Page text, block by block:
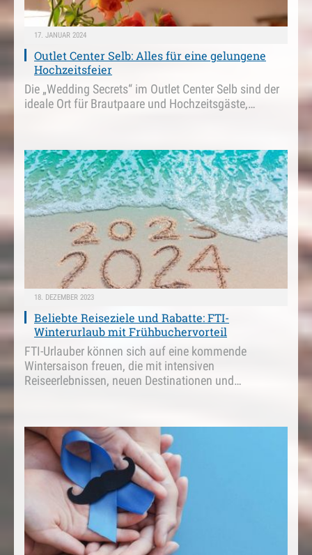
17. JANUAR 2024
Outlet Center Selb: Alles für eine gelungene
Hochzeitsfeier
Die „Wedding Secrets“ im Outlet Center Selb sind der
ideale Ort für Brautpaare und Hochzeitsgäste,…
18. DEZEMBER 2023
Beliebte Reiseziele und Rabatte: FTI-
Winterurlaub mit Frühbuchervorteil
FTI-Urlauber können sich auf eine kommende
Wintersaison freuen, die mit intensiven
Reiseerlebnissen, neuen Destinationen und…